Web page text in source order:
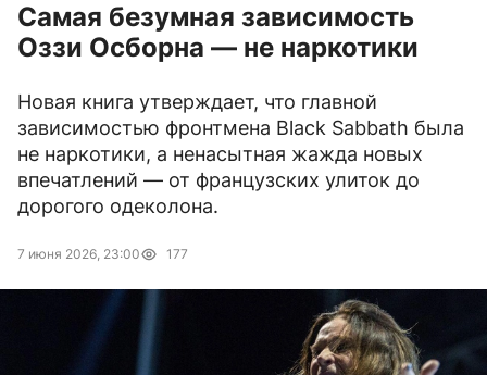
Самая безумная зависимость
Оззи Осборна — не наркотики
Новая книга утверждает, что главной
зависимостью фронтмена Black Sabbath была
не наркотики, а ненасытная жажда новых
впечатлений — от французских улиток до
дорогого одеколона.
7 июня 2026, 23:00 177